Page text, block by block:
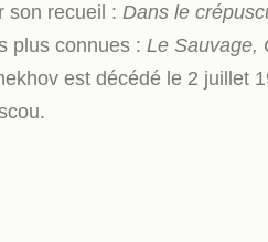
son recueil : Dans le
plus connues : Le Sauvage,
est décédé le 2 juillet